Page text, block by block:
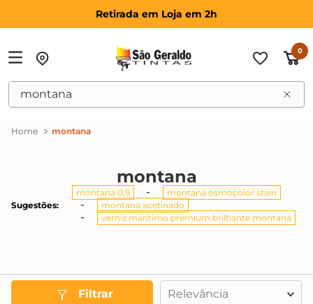
Retirada em Loja em 2h
0
O que você procura?
montana
montana
Sugestões:
montana 0,9
montana osmocolor stain
montana acetinado
verniz marítimo premium brilhante montana
Filtrar Relevância